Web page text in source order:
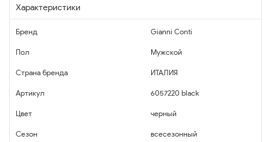
Характеристики
Бренд Gianni Conti
Пол Мужской
Страна бренда ИТАЛИЯ
Артикул 6057220 black
Цвет черный
Сезон всесезонный